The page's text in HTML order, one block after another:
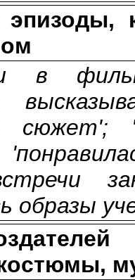
эпизоды,
в
сюжет';
образы